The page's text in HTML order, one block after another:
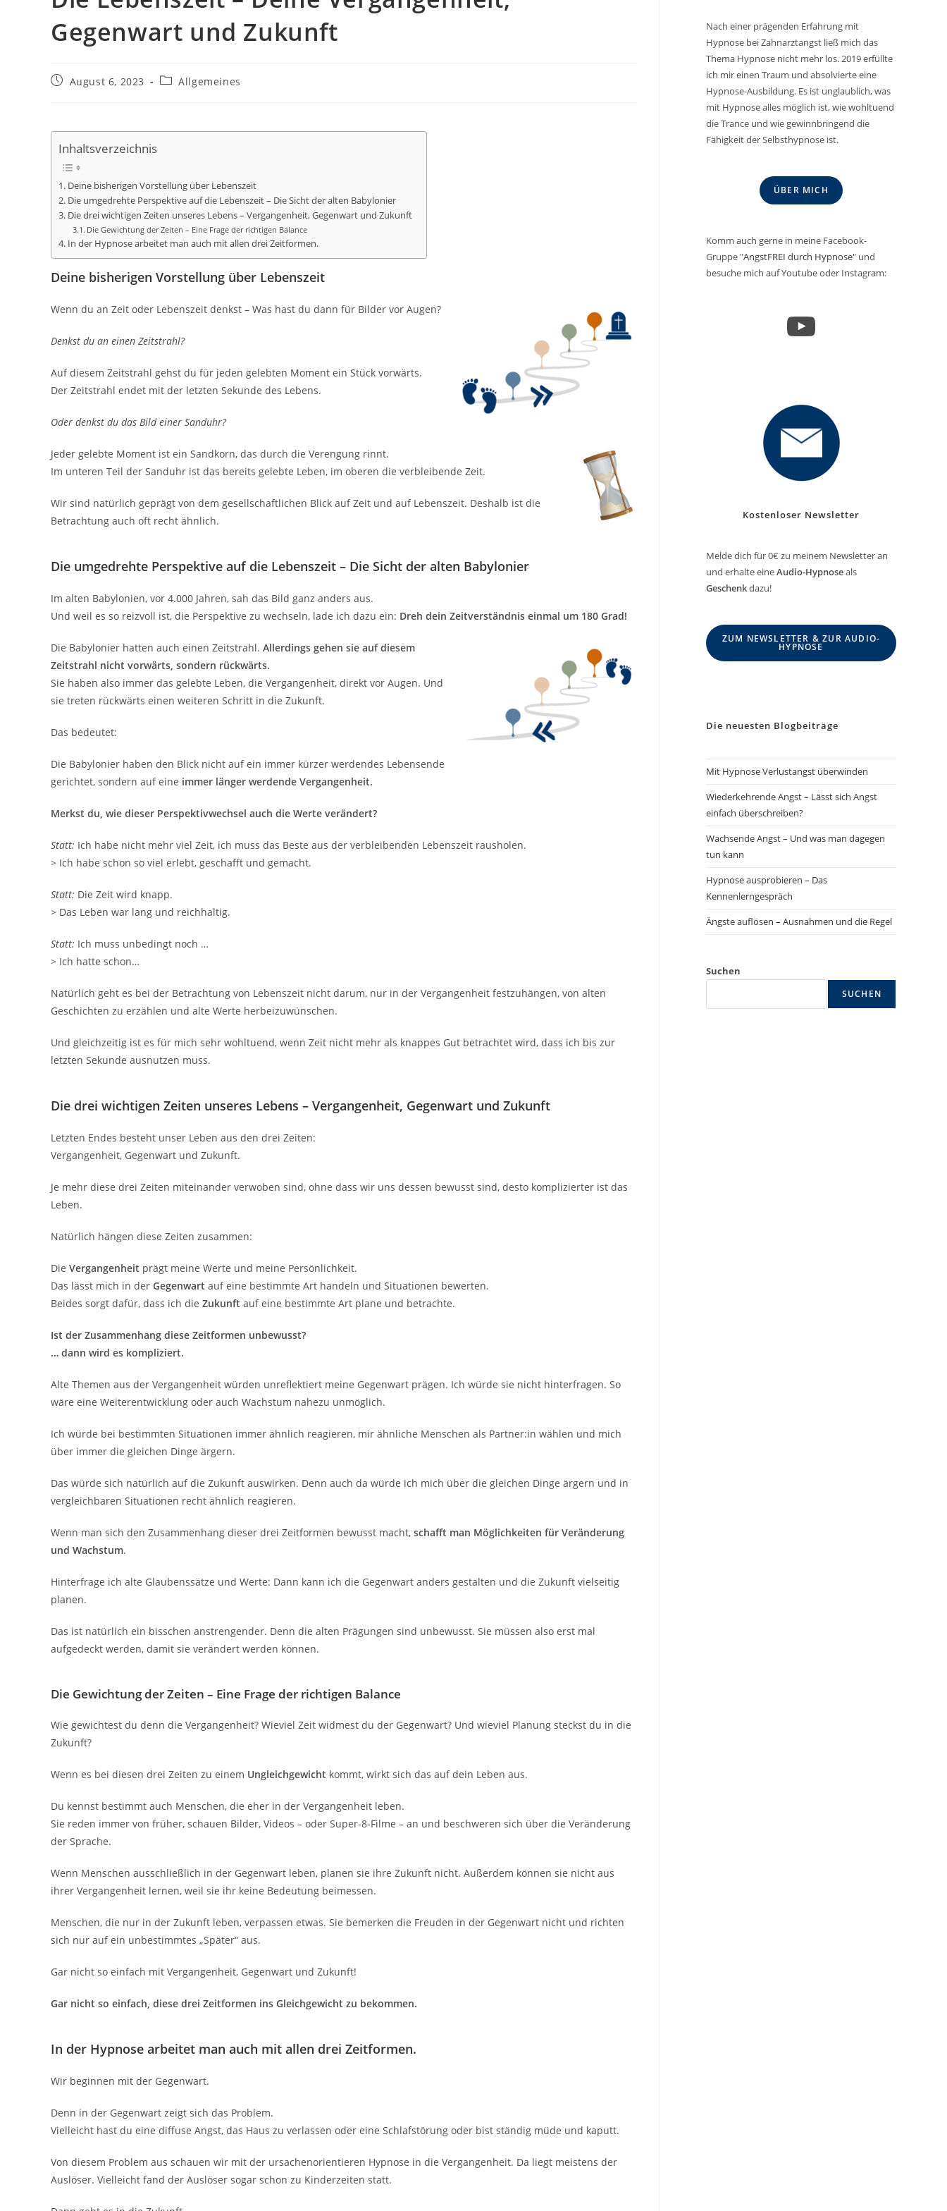
Gegenwart und Zukunft
BeitragAugust 6, 2023
Beitrags-
Allgemeines
Inhaltsverzeichnis
Deine bisherigen Vorstellung über Lebenszeit
Die umgedrehte Perspektive auf die Lebenszeit – Die Sicht der alten Babylonier
Die drei wichtigen Zeiten unseres Lebens – Vergangenheit, Gegenwart und Zukunft
Die Gewichtung der Zeiten – Eine Frage der richtigen Balance
In der Hypnose arbeitet man auch mit allen drei Zeitformen.
Deine bisherigen Vorstellung über Lebenszeit
Wenn du an Zeit oder Lebenszeit denkst – Was hast du dann für Bilder vor Augen?
Denkst du an einen Zeitstrahl?
Auf diesem Zeitstrahl gehst du für jeden gelebten Moment ein Stück vorwärts.
Der Zeitstrahl endet mit der letzten Sekunde des Lebens.
Oder denkst du das Bild einer Sanduhr?
Jeder gelebte Moment ist ein Sandkorn, das durch die Verengung rinnt.
Im unteren Teil der Sanduhr ist das bereits gelebte Leben, im oberen die verbleibende Zeit.
Wir sind natürlich geprägt von dem gesellschaftlichen Blick auf Zeit und auf Lebenszeit. Deshalb ist die
Betrachtung auch oft recht ähnlich.
Die umgedrehte Perspektive auf die Lebenszeit – Die Sicht der alten Babylonier
Im alten Babylonien, vor 4.000 Jahren, sah das Bild ganz anders aus.
Und weil es so reizvoll ist, die Perspektive zu wechseln, lade ich dazu ein: Dreh dein Zeitverständnis einmal um 180 Grad!
Die Babylonier hatten auch einen Zeitstrahl. Allerdings gehen sie auf diesem
Zeitstrahl nicht vorwärts, sondern rückwärts.
Sie haben also immer das gelebte Leben, die Vergangenheit, direkt vor Augen. Und
sie treten rückwärts einen weiteren Schritt in die Zukunft.
Das bedeutet:
Die Babylonier haben den Blick nicht auf ein immer kürzer werdendes Lebensende
gerichtet, sondern auf eine immer länger werdende Vergangenheit.
Merkst du, wie dieser Perspektivwechsel auch die Werte verändert?
Statt: Ich habe nicht mehr viel Zeit, ich muss das Beste aus der verbleibenden Lebenszeit rausholen.
> Ich habe schon so viel erlebt, geschafft und gemacht.
Statt: Die Zeit wird knapp.
> Das Leben war lang und reichhaltig.
Statt: Ich muss unbedingt noch …
> Ich hatte schon…
Natürlich geht es bei der Betrachtung von Lebenszeit nicht darum, nur in der Vergangenheit festzuhängen, von alten
Geschichten zu erzählen und alte Werte herbeizuwünschen.
Und gleichzeitig ist es für mich sehr wohltuend, wenn Zeit nicht mehr als knappes Gut betrachtet wird, dass ich bis zur
letzten Sekunde ausnutzen muss.
Die drei wichtigen Zeiten unseres Lebens – Vergangenheit, Gegenwart und Zukunft
Letzten Endes besteht unser Leben aus den drei Zeiten:
Vergangenheit, Gegenwart und Zukunft.
Je mehr diese drei Zeiten miteinander verwoben sind, ohne dass wir uns dessen bewusst sind, desto komplizierter ist das
Leben.
Natürlich hängen diese Zeiten zusammen:
Die Vergangenheit prägt meine Werte und meine Persönlichkeit.
Das lässt mich in der Gegenwart auf eine bestimmte Art handeln und Situationen bewerten.
Beides sorgt dafür, dass ich die Zukunft auf eine bestimmte Art plane und betrachte.
Ist der Zusammenhang diese Zeitformen unbewusst?
… dann wird es kompliziert.
Alte Themen aus der Vergangenheit würden unreflektiert meine Gegenwart prägen. Ich würde sie nicht hinterfragen. So
wäre eine Weiterentwicklung oder auch Wachstum nahezu unmöglich.
Ich würde bei bestimmten Situationen immer ähnlich reagieren, mir ähnliche Menschen als Partner:in wählen und mich
über immer die gleichen Dinge ärgern.
Das würde sich natürlich auf die Zukunft auswirken. Denn auch da würde ich mich über die gleichen Dinge ärgern und in
vergleichbaren Situationen recht ähnlich reagieren.
Wenn man sich den Zusammenhang dieser drei Zeitformen bewusst macht, schafft man Möglichkeiten für Veränderung
und Wachstum.
Hinterfrage ich alte Glaubenssätze und Werte: Dann kann ich die Gegenwart anders gestalten und die Zukunft vielseitig
planen.
Das ist natürlich ein bisschen anstrengender. Denn die alten Prägungen sind unbewusst. Sie müssen also erst mal
aufgedeckt werden, damit sie verändert werden können.
Die Gewichtung der Zeiten – Eine Frage der richtigen Balance
Wie gewichtest du denn die Vergangenheit? Wieviel Zeit widmest du der Gegenwart? Und wieviel Planung steckst du in die
Zukunft?
Wenn es bei diesen drei Zeiten zu einem Ungleichgewicht kommt, wirkt sich das auf dein Leben aus.
Du kennst bestimmt auch Menschen, die eher in der Vergangenheit leben.
Sie reden immer von früher, schauen Bilder, Videos – oder Super-8-Filme – an und beschweren sich über die Veränderung
der Sprache.
Wenn Menschen ausschließlich in der Gegenwart leben, planen sie ihre Zukunft nicht. Außerdem können sie nicht aus
ihrer Vergangenheit lernen, weil sie ihr keine Bedeutung beimessen.
Menschen, die nur in der Zukunft leben, verpassen etwas. Sie bemerken die Freuden in der Gegenwart nicht und richten
sich nur auf ein unbestimmtes „Später“ aus.
Gar nicht so einfach mit Vergangenheit, Gegenwart und Zukunft!
Gar nicht so einfach, diese drei Zeitformen ins Gleichgewicht zu bekommen.
In der Hypnose arbeitet man auch mit allen drei Zeitformen.
Wir beginnen mit der Gegenwart.
Denn in der Gegenwart zeigt sich das Problem.
Vielleicht hast du eine diffuse Angst, das Haus zu verlassen oder eine Schlafstörung oder bist ständig müde und kaputt.
Von diesem Problem aus schauen wir mit der ursachenorientieren Hypnose in die Vergangenheit. Da liegt meistens der
Auslöser. Vielleicht fand der Auslöser sogar schon zu Kinderzeiten statt.
Nach einer prägenden Erfahrung mit
Hypnose bei Zahnarztangst ließ mich das
Thema Hypnose nicht mehr los. 2019 erfüllte
ich mir einen Traum und absolvierte eine
Hypnose-Ausbildung. Es ist unglaublich, was
mit Hypnose alles möglich ist, wie wohltuend
die Trance und wie gewinnbringend die
Fähigkeit der Selbsthypnose ist.
ÜBER MICH
Komm auch gerne in meine Facebook-
Gruppe "AngstFREI durch Hypnose" und
besuche mich auf Youtube oder Instagram:
YouTube
Kostenloser Newsletter
Melde dich für 0€ zu meinem Newsletter an
und erhalte eineAudio-Hypnoseals
Geschenkdazu!
ZUM NEWSLETTER & ZUR AUDIO-
HYPNOSE
Die neuesten Blogbeiträge
Mit Hypnose Verlustangst überwinden
Wiederkehrende Angst – Lässt sich Angst
einfach überschreiben?
Wachsende Angst – Und was man dagegen
tun kann
Hypnose ausprobieren – Das
Kennenlerngespräch
Ängste auflösen – Ausnahmen und die Regel
Suchen
SUCHEN